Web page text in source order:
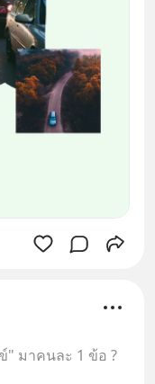
" มาคนละ 1 ข้อ ?